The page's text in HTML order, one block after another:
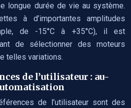
longue durée de vie au système.
à d’importantes amplitudes
de -15°C à +35°C), il est
de sélectionner des moteurs
telles variations.
de l’utilisateur : au-
de l’utilisateur sont des